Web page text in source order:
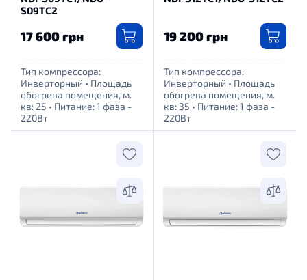
S09TC2
17 600 грн
Тип компрессора:
Инверторный • Площадь
обогрева помещения, м.
кв: 25 • Питание: 1 фаза -
220Вт
19 200 грн
Тип компрессора:
Инверторный • Площадь
обогрева помещения, м.
кв: 35 • Питание: 1 фаза -
220Вт